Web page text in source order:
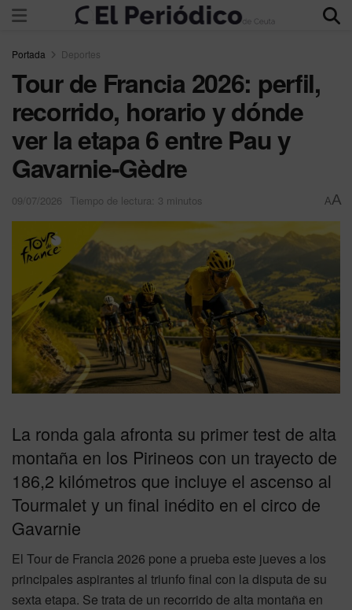
Portada Deportes
Tour de Francia 2026: perfil,
recorrido, horario y dónde
ver la etapa 6 entre Pau y
Gavarnie-Gèdre
09/07/2026 Tiempo de lectura: 3 minutos AA
La ronda gala afronta su primer test de alta
montaña en los Pirineos con un trayecto de
186,2 kilómetros que incluye el ascenso al
Tourmalet y un final inédito en el circo de
Gavarnie
El Tour de Francia 2026 pone a prueba este jueves a los
principales aspirantes al triunfo final con la disputa de su
sexta etapa. Se trata de un recorrido de alta montaña en